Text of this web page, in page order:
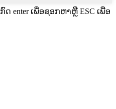
ກົດ enter ເພື່ອຊອກຫາຫຼື ESC ເພື່ອ